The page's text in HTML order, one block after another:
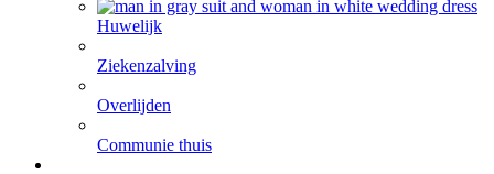
Huwelijk
Ziekenzalving
Overlijden
Communie thuis